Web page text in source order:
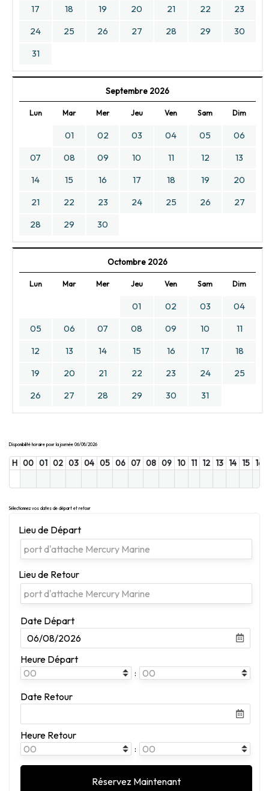
17
18 19 20 21 22
23
24
25 26 27 28 29
30
31
Septembre 2026
Lun Mar Mer Jeu Ven Sam Dim
01 02 03 04 05
06
07
08 09 10 11 12
13
14
15 16 17 18 19
20
21
22 23 24 25 26
27
28
29 30
Octombre 2026
Lun Mar Mer Jeu Ven Sam Dim
01 02 03
04
05
06 07 08 09 10
11
12
13 14 15 16 17
18
19
20 21 22 23 24
25
26
27 28 29 30 31
Disponibilité horaire pour la journée 06/08/2026
H 00 01 02 03 04 05 06 07 08 09 10 11 12 13 14 15 16
Sélectionnez vos dates de départ et retour
Lieu de Départ
Lieu de Retour
Date Départ
Heure Départ
:
Date Retour
Heure Retour
: